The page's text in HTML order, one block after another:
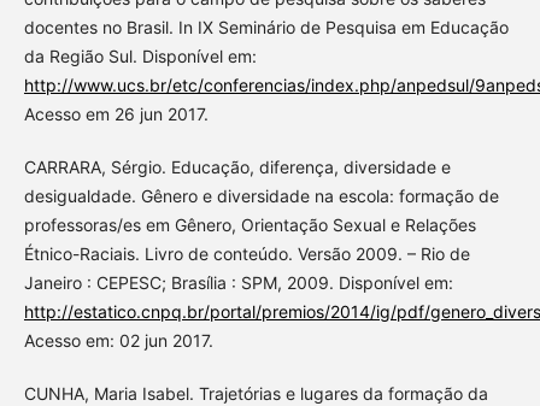
docentes no Brasil. In IX Seminário de Pesquisa em Educação
da Região Sul. Disponível em:
http://www.ucs.br/etc/conferencias/index.php/anpedsul/
Acesso em 26 jun 2017.
CARRARA, Sérgio. Educação, diferença, diversidade e
desigualdade. Gênero e diversidade na escola: formação de
professoras/es em Gênero, Orientação Sexual e Relações
Étnico-Raciais. Livro de conteúdo. Versão 2009. – Rio de
Janeiro : CEPESC; Brasília : SPM, 2009. Disponível em:
http://estatico.cnpq.br/portal/premios/2014/ig/pdf/
Acesso em: 02 jun 2017.
CUNHA, Maria Isabel. Trajetórias e lugares da formação da